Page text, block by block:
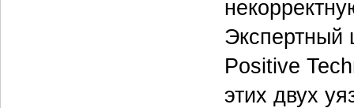
Экспертный
Positive
этих двух